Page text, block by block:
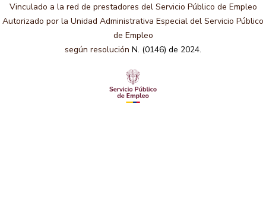
Vinculado a la red de prestadores del Servicio Público de Empleo
Autorizado por la Unidad Administrativa Especial del Servicio Público
de Empleo
según resolución N. (0146) de 2024.